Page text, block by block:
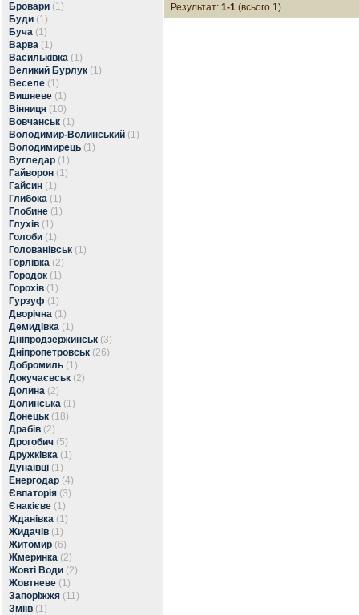
Бровари (1)
Буди (1)
Буча (1)
Варва (1)
Васильківка (1)
Великий Бурлук (1)
Веселе (1)
Вишневе (1)
Вінниця (10)
Вовчанськ (1)
Володимир-Волинський (1)
Володимирець (1)
Вугледар (1)
Гайворон (1)
Гайсин (1)
Глибока (1)
Глобине (1)
Глухів (1)
Голоби (1)
Голованівськ (1)
Горлівка (2)
Городок (1)
Горохів (1)
Гурзуф (1)
Дворічна (1)
Демидівка (1)
Дніпродзержинськ (3)
Дніпропетровськ (26)
Добромиль (1)
Докучаєвськ (2)
Долина (2)
Долинська (1)
Донецьк (18)
Драбів (2)
Дрогобич (5)
Дружківка (1)
Дунаївці (1)
Енергодар (4)
Євпаторія (3)
Єнакієве (1)
Жданівка (1)
Жидачів (1)
Житомир (6)
Жмеринка (2)
Жовті Води (2)
Жовтневе (1)
Запоріжжя (11)
Зміїв (1)
Результат: 1-1 (всього 1)